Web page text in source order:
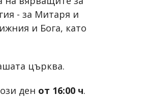
- за Митаря и
и Бога, като
църква.
ден от 16:00 ч.